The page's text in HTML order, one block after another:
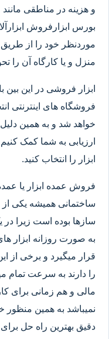
و هزینه در مناطقی
بورس ابزارفروش
موردنظر خود را از
منزل و یا کارگاه آن را
ابزار فروشی در این بین
فروشگاه های اینترنتی
خواهد شد و به همین
ارزیابی به شما کمک
ابزار را انتخاب کنید.
فروش عمده ابزار یا
ساختمانی همیشه یکی از
سازها بوده است زیرا
به صورت روزانه ابزار
قرار میگیرد و برخی از
را دارند به سرعت تمام
مالی و هم زمانی برای
نمیباشد به همین منظور
دقیق بهترین راه حل